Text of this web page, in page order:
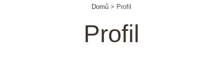
Domů > Profil
Profil